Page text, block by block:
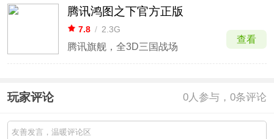
腾讯鸿图之下官方正版
7.8 / 2.3G
腾讯旗舰，全3D三国战场
查看
玩家评论 0人参与，0条评论